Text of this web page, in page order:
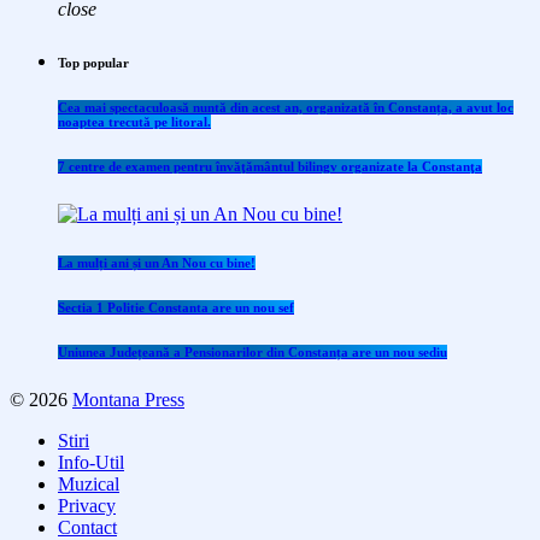
close
Top popular
Cea mai spectaculoasă nuntă din acest an, organizată în Constanța, a avut loc
noaptea trecută pe litoral.
7 centre de examen pentru învăţământul bilingv organizate la Constanţa
La mulți ani și un An Nou cu bine!
Sectia 1 Politie Constanta are un nou sef
Uniunea Județeană a Pensionarilor din Constanța are un nou sediu
© 2026 Montana Press
Stiri
Info-Util
Muzical
Privacy
Contact